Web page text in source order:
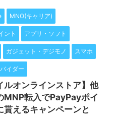
MNO(キャリア)
ント アプリ・ソフト
ガジェット・デジモノ スマホ
イダー
ルオンラインストア】他
MNP転入でPayPayポイ
貰えるキャンペーンと